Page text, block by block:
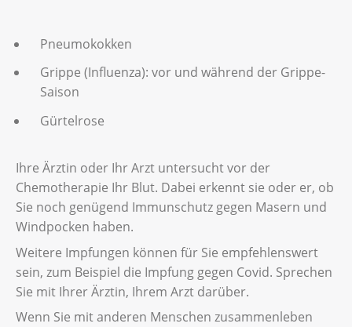
Pneumokokken
Grippe (Influenza): vor und während der Grippe-
Saison
Gürtelrose
Ihre Ärztin oder Ihr Arzt untersucht vor der
Chemotherapie Ihr Blut. Dabei erkennt sie oder er, ob
Sie noch genügend Immunschutz gegen Masern und
Windpocken haben.
Weitere Impfungen können für Sie empfehlenswert
sein, zum Beispiel die Impfung gegen Covid. Sprechen
Sie mit Ihrer Ärztin, Ihrem Arzt darüber.
Wenn Sie mit anderen Menschen zusammenleben